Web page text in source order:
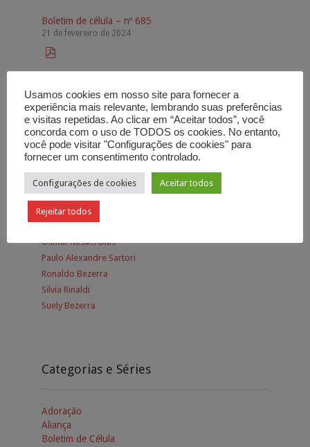
Boletim de célula – nº 685
21 de fevereiro de 2024

Autores
Adhemar de Campos
Alessandra Bezerra
Aurora Campos
Carlos Alberto Bezerra
Carlos Alberto Bezerra Jr.
Osmar Misael Dias
Paulo Alexandre Sartori
Ronaldo Bezerra
Silvia Rinaldi
Suely Bezerra
Categorias e Séries
Adoração
Aliança
Boletim de Célula
Usamos cookies em nosso site para fornecer a
experiência mais relevante, lembrando suas preferências
e visitas repetidas. Ao clicar em “Aceitar todos”, você
concorda com o uso de TODOS os cookies. No entanto,
você pode visitar "Configurações de cookies" para
fornecer um consentimento controlado.
Configurações de cookies Aceitar todos
Rejeitar todos